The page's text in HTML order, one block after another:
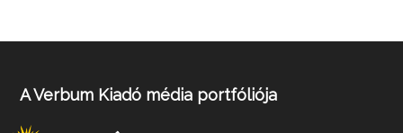
A Verbum Kiadó média portfóliója